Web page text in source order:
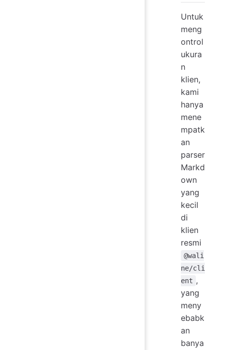
Untuk
meng
ontrol
ukura
n
klien,
kami
hanya
mene
mpatk
an
parser
Markd
own
yang
kecil
di
klien
resmi
@wali
ne/cli
ent ,
yang
meny
ebabk
an
banya